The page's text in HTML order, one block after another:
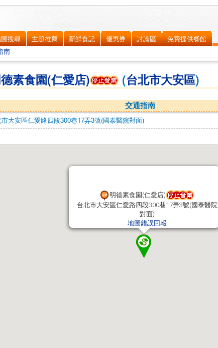
搜尋 主題推薦 新鮮食記 優惠券 討論區 免費提供餐館
南
素食園(仁愛店) (台北市大安區)
交通指南
市大安區仁愛路四段300巷17弄3號(國泰醫院對面)
明德素食園(仁愛店)
台北市大安區仁愛路四段300巷17弄3號(國泰醫院
對面)
地圖錯誤回報
明德素食園(仁愛店)
台北市大安區仁愛路四段300巷17弄3號(國泰醫院
對面)
地圖錯誤回報